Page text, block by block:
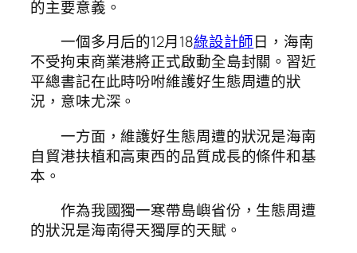
的主要意義。
一個多月后的12月18綠設計師日，海南
不受拘束商業港將正式啟動全島封關。習近
平總書記在此時吩咐維護好生態周遭的狀
況，意味尤深。
一方面，維護好生態周遭的狀況是海南
自貿港扶植和高東西的品質成長的條件和基
本。
作為我國獨一寒帶島嶼省份，生態周遭
的狀況是海南得天獨厚的天賦。